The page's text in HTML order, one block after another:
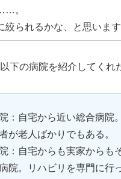
。
絞られるかな、と思います
下の病院を紹介してくれ
：自宅から近い総合病院
が老人ばかりでもある。
：自宅からも実家からも
院。リハビリを専門に行